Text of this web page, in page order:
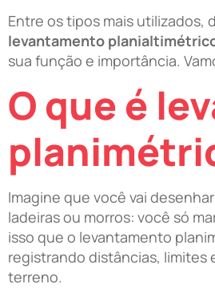
Entre os tipos mais utilizados,
levantamento
sua função e importância.
O que é
Imagine que você vai
ladeiras ou morros: você só
isso que o levantamento
registrando distâncias, limites
terreno.